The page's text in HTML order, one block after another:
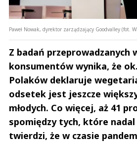
Paweł Nowak, dyrektor zarządzający Goodvalley (fot.
Z badań przeprowadzanych
konsumentów wynika, że
Polaków deklaruje
odsetek jest jeszcze
młodych. Co więcej, aż 41
spomiędzy tych, które
twierdzi, że w czasie